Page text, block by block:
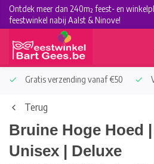
Ontdek meer dan 240m² feest- en
feestwinkel nabij Aalst & Ninove!
Gratis verzending vanaf €50
Terug
Bruine Hoge Hoed |
Unisex | Deluxe